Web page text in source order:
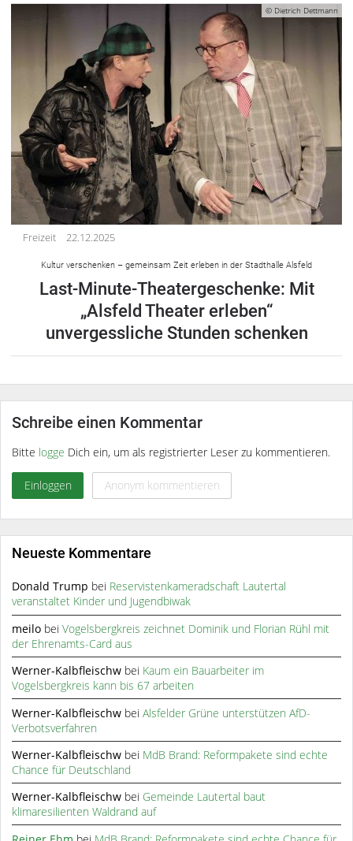
© Dietrich Dettmann
Freizeit 22.12.2025
Kultur verschenken – gemeinsam Zeit erleben in der Stadthalle Alsfeld
Last-Minute-Theatergeschenke: Mit
„Alsfeld Theater erleben“
unvergessliche Stunden schenken
Schreibe einen Kommentar
Bitte logge Dich ein, um als registrierter Leser zu kommentieren.
Einloggen Anonym kommentieren
Neueste Kommentare
Donald Trump bei Reservistenkameradschaft Lautertal
veranstaltet Kinder und Jugendbiwak
meilo beiVogelsbergkreis zeichnet Dominik und Florian Rühl mit
der Ehrenamts-Card aus
Werner-Kalbfleischw bei Kaum ein Bauarbeiter im
Vogelsbergkreis kann bis 67 arbeiten
Werner-Kalbfleischw beiAlsfelder Grüne unterstützen AfD-
Verbotsverfahren
Werner-Kalbfleischw bei MdB Brand: Reformpakete sind echte
Chance für Deutschland
Werner-Kalbfleischw bei Gemeinde Lautertal baut
klimaresilienten Waldrand auf